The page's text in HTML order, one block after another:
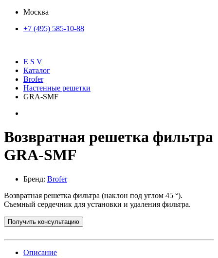
Москва
+7 (495) 585-10-88
E S V
Каталог
Brofer
Настенные решетки
GRA-SMF
Возвратная решетка фильтра
GRA-SMF
Бренд: Brofer
Возвратная решетка фильтра (наклон под углом 45 °).
Съемный сердечник для установки и удаления фильтра.
Получить консультацию
Описание